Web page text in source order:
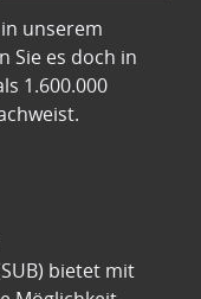
unserem
Sie es doch in
1.600.000
bietet mit